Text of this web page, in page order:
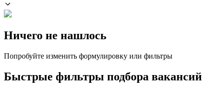
Ничего не нашлось
Попробуйте изменить формулировку или фильтры
Быстрые фильтры подбора вакансий